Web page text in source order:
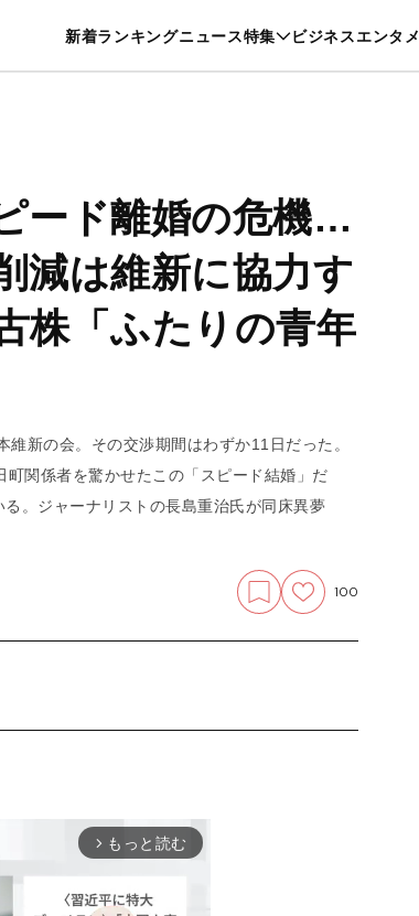
新着ランキングニュース特集 ビジネスエンタメ
暮らし スポーツ ヘルスケア 美容 グルメ
ード離婚の危機…
減は維新に協力す
株「ふたりの青年
新の会。その交渉期間はわずか11日だった。
関係者を驚かせたこの「スピード結婚」だ
。ジャーナリストの長島重治氏が同床異夢
100
arrow_forward_ios もっと読む